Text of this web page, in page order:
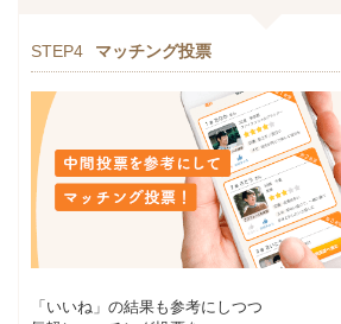
STEP4 マッチング投票
「いいね」の結果も参考にしつつ